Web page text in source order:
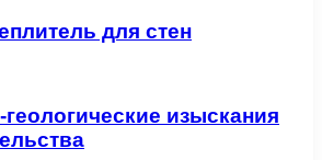
для стен
изыскания